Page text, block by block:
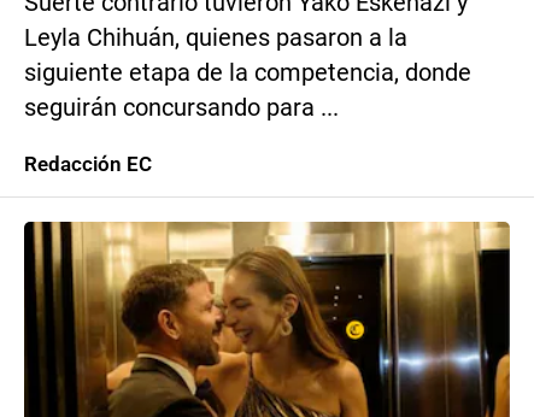
Leyla Chihuán, quienes pasaron a la
siguiente etapa de la competencia, donde
seguirán concursando para ...
Redacción EC